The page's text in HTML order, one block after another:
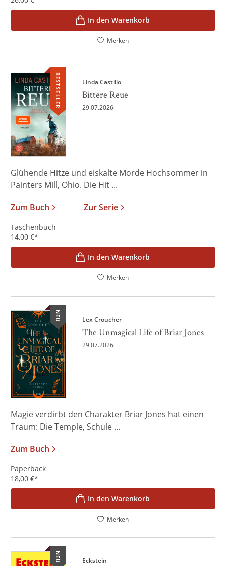
In den Warenkorb
Merken
BESTSELLER Linda Castillo
Bittere Reue
29.07.2026
Glühende Hitze und eiskalte Morde Hochsommer in
Painters Mill, Ohio. Die Hit ...
Zum Buch
Zur Serie
Taschenbuch
14,00 €*
In den Warenkorb
Merken
NEU Lex Croucher
The Unmagical Life of Briar Jones
29.07.2026
Magie verdirbt den Charakter Briar Jones hat einen
Traum: Die Temple, Schule ...
Zum Buch
Paperback
18,00 €*
In den Warenkorb
Merken
NEU Eckstein